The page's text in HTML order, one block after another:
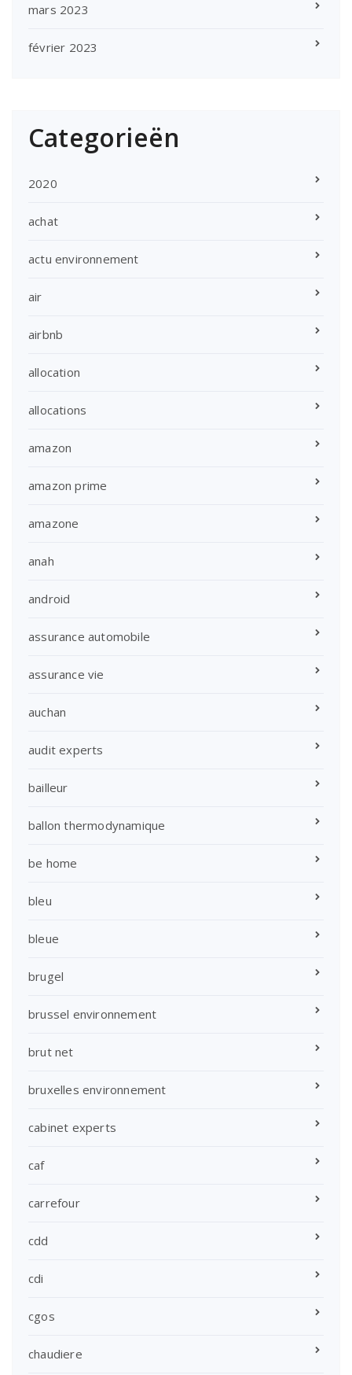
mars 2023
février 2023
Categorieën
2020
achat
actu environnement
air
airbnb
allocation
allocations
amazon
amazon prime
amazone
anah
android
assurance automobile
assurance vie
auchan
audit experts
bailleur
ballon thermodynamique
be home
bleu
bleue
brugel
brussel environnement
brut net
bruxelles environnement
cabinet experts
caf
carrefour
cdd
cdi
cgos
chaudiere